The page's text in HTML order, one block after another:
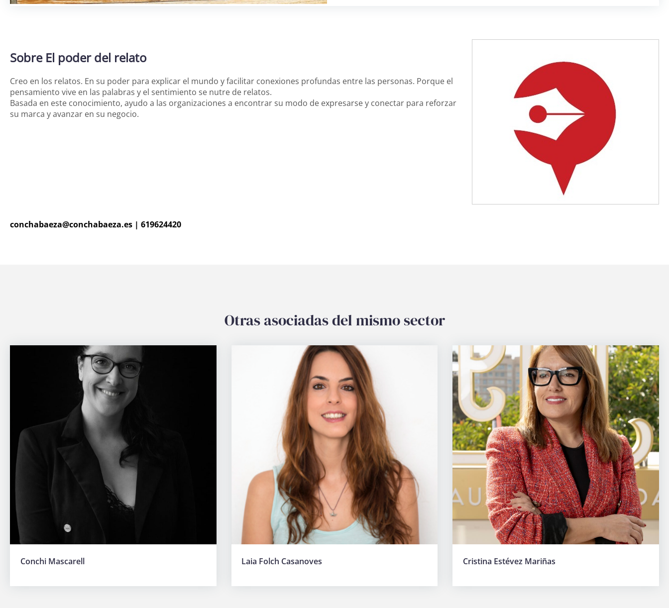
Sobre El poder del relato
Creo en los relatos. En su poder para explicar el mundo y facilitar conexiones profundas entre las personas. Porque el
pensamiento vive en las palabras y el sentimiento se nutre de relatos.
Basada en este conocimiento, ayudo a las organizaciones a encontrar su modo de expresarse y conectar para reforzar
su marca y avanzar en su negocio.
conchabaeza@conchabaeza.es | 619624420
Otras asociadas del mismo sector
Conchi Mascarell Laia Folch Casanoves Cristina Estévez Mariñas